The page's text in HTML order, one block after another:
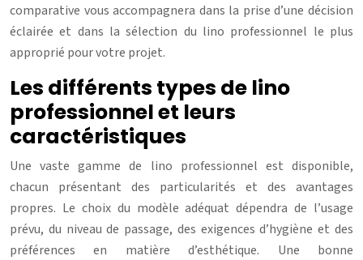
comparative vous accompagnera dans la prise d’une décision
éclairée et dans la sélection du lino professionnel le plus
approprié pour votre projet.
Les différents types de lino
professionnel et leurs
caractéristiques
Une vaste gamme de lino professionnel est disponible,
chacun présentant des particularités et des avantages
propres. Le choix du modèle adéquat dépendra de l’usage
prévu, du niveau de passage, des exigences d’hygiène et des
préférences en matière d’esthétique. Une bonne